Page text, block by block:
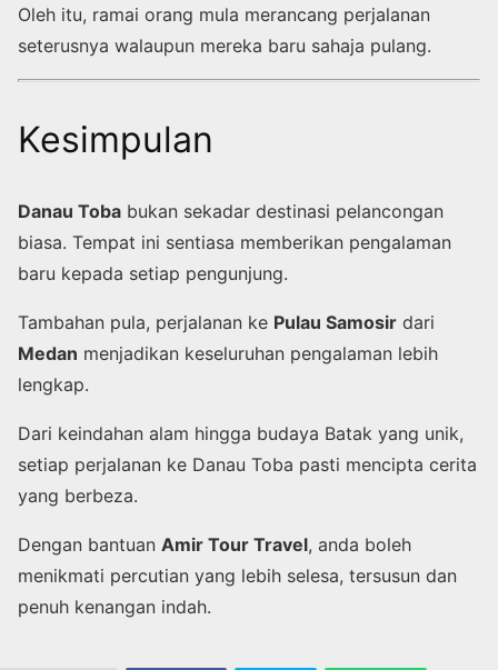
Oleh itu, ramai orang mula merancang perjalanan
seterusnya walaupun mereka baru sahaja pulang.
Kesimpulan
Danau Toba bukan sekadar destinasi pelancongan
biasa. Tempat ini sentiasa memberikan pengalaman
baru kepada setiap pengunjung.
Tambahan pula, perjalanan ke Pulau Samosir dari
Medan menjadikan keseluruhan pengalaman lebih
lengkap.
Dari keindahan alam hingga budaya Batak yang unik,
setiap perjalanan ke Danau Toba pasti mencipta cerita
yang berbeza.
Dengan bantuan Amir Tour Travel, anda boleh
menikmati percutian yang lebih selesa, tersusun dan
penuh kenangan indah.